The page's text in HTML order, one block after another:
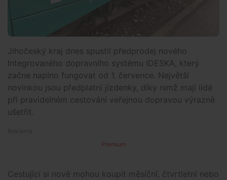
Jihočeský kraj dnes spustil předprodej nového
Integrovaného dopravního systému IDESKA, který
začne naplno fungovat od 1. července. Největší
novinkou jsou předplatní jízdenky, díky nimž mají lidé
při pravidelném cestování veřejnou dopravou výrazně
ušetřit.
Premium
Cestující si nově mohou koupit měsíční, čtvrtletní nebo